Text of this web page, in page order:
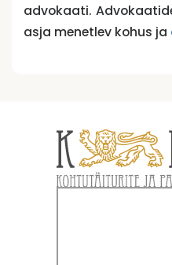
advokaati.
asja menetlev kohus ja